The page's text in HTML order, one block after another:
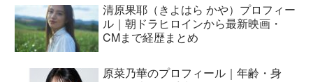
清原果耶（きよはら かや）プロフィー
ル｜朝ドラヒロインから最新映画・
CMまで経歴まとめ
原菜乃華のプロフィール｜年齢・身